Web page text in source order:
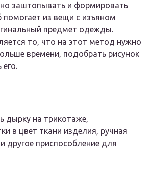
заштопывать и формировать
помогает из вещи с изъяном
предмет одежды.
то, что на этот метод нужно
времени, подобрать рисунок
дырку на трикотаже,
в цвет ткани изделия, ручная
другое приспособление для